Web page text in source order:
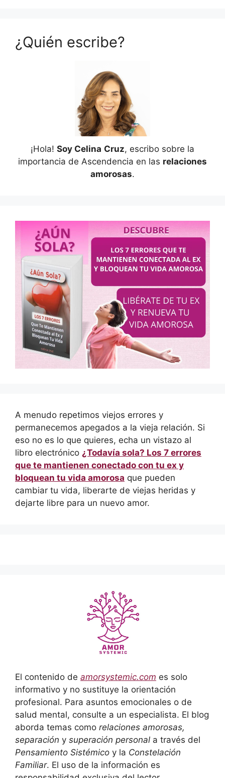
¿Quién escribe?
¡Hola! Soy Celina Cruz, escribo sobre la
importancia de Ascendencia en las relaciones
amorosas.
A menudo repetimos viejos errores y
permanecemos apegados a la vieja relación. Si
eso no es lo que quieres, echa un vistazo al
libro electrónico ¿Todavía sola? Los 7 errores
que te mantienen conectado con tu ex y
bloquean tu vida amorosa que pueden
cambiar tu vida, liberarte de viejas heridas y
dejarte libre para un nuevo amor.
El contenido de amorsystemic.com es solo
informativo y no sustituye la orientación
profesional. Para asuntos emocionales o de
salud mental, consulte a un especialista. El blog
aborda temas como relaciones amorosas,
separación y superación personal a través del
Pensamiento Sistémico y la Constelación
Familiar. El uso de la información es